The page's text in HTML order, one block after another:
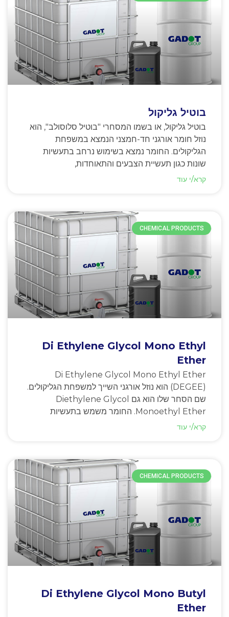
בוטיל גליקול
בוטיל גליקול, או בשמו המסחרי "בוטיל סלוסולב", הוא
נוזל חומר אורגני חד-חמצני הנמצא במשפחת
הגליקולים. החומר נמצא בשימוש נרחב בתעשיות
שונות כגון תעשיית הצבעים והתאוחדות,
קרא/י עוד
CHEMICAL PRODUCTS
Di Ethylene Glycol Mono Ethyl
Ether
Di Ethylene Glycol Mono Ethyl Ether
(DEGEE) הוא נוזל אורגני השייך למשפחת הגליקולים.
שם הסחר שלו הוא גם Diethylene Glycol
Monoethyl Ether. החומר משמש בתעשיות
קרא/י עוד
CHEMICAL PRODUCTS
Di Ethylene Glycol Mono Butyl
Ether